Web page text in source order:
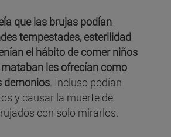
que las brujas podían
tempestades, esterilidad
el hábito de comer niños
les ofrecían como
demonios. Incluso podían
y causar la muerte de
con solo mirarlos.